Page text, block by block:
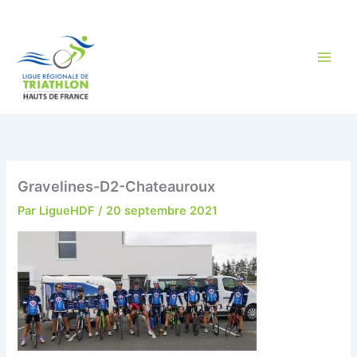
Gravelines-D2-Chateauroux
Par LigueHDF/ 20 septembre 2021